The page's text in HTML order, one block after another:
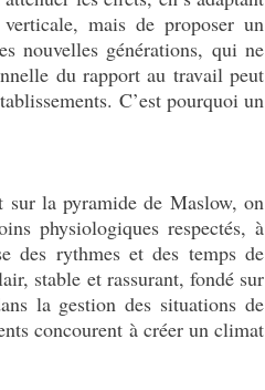
mais de proposer un
nouvelles générations, qui ne
du rapport au travail peut
C’est pourquoi un
sur la pyramide de Maslow, on
physiologiques respectés, à
des rythmes et des temps de
stable et rassurant, fondé sur
la gestion des situations de
concourent à créer un climat